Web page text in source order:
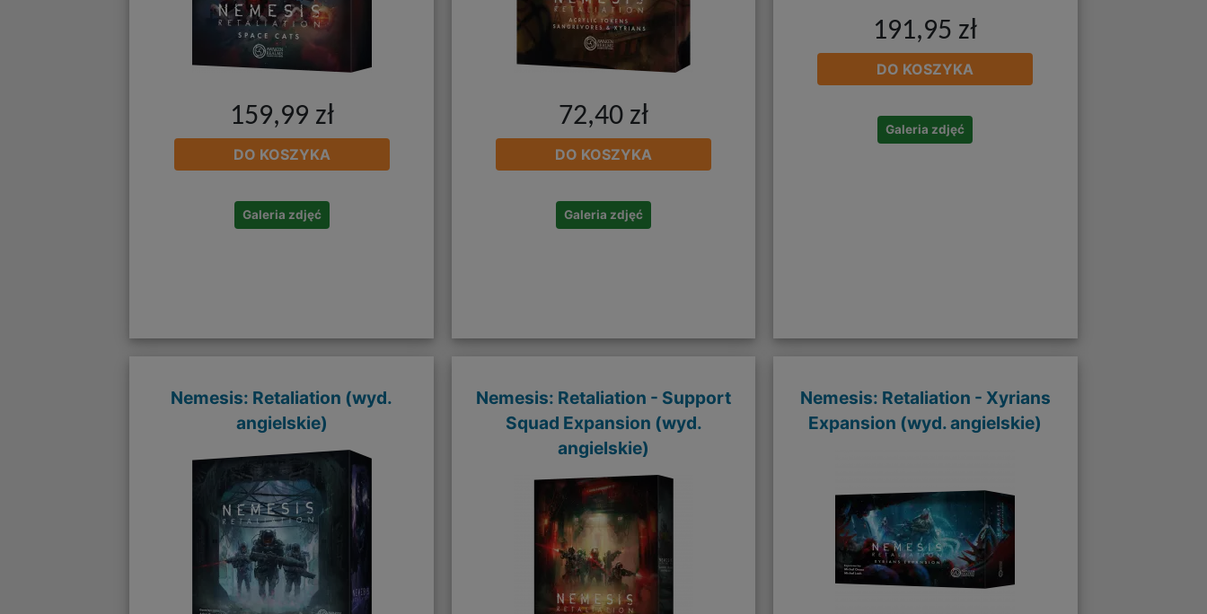
159,99 zł
DO KOSZYKA
Galeria zdjęć
72,40 zł
DO KOSZYKA
Galeria zdjęć
191,95 zł
DO KOSZYKA
Galeria zdjęć
Nemesis: Retaliation (wyd.
angielskie)
Nemesis: Retaliation - Support
Squad Expansion (wyd.
angielskie)
Nemesis: Retaliation - Xyrians
Expansion (wyd. angielskie)